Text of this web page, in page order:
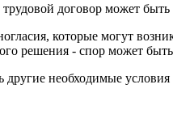
договор может
которые могут
решения - спор может
другие необходимые условия